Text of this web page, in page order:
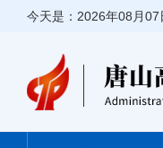
今天是：2026年08月07